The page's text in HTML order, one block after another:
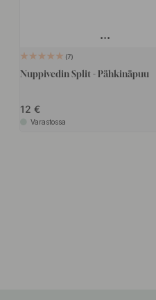
7
Nuppivedin Split - Pähkinäpuu
12
Varastossa